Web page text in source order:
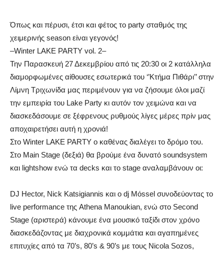
Όπως και πέρυσι, έτσι και φέτος το party σταθμός της
χειμερινής season είναι γεγονός!
–Winter LAKE PARTY vol. 2–
Την Παρασκευή 27 Δεκεμβρίου από τις 20:30 οι 2 κατάλληλα
διαμορφωμένες αίθουσες εσωτερικά του ‘’Κτήμα Πιθάρι’’ στην
Λίμνη Τριχωνίδα μας περιμένουν για να ζήσουμε όλοι μαζί
την εμπειρία του Lake Party κι αυτόν τον χειμώνα και να
διασκεδάσουμε σε ξέφρενους ρυθμούς λίγες μέρες πρίν μας
αποχαιρετήσει αυτή η χρονιά!
Στο Winter LAKE PARTY ο καθένας διαλέγει το δρόμο του.
Στο Main Stage (δεξιά) θα βρούμε ένα δυνατό soundsystem
και lightshow ενώ τα decks και το stage αναλαμβάνουν οι:
DJ Hector, Nick Katsigiannis και ο dj Mόssel συνοδεύοντας το
live performance της Athena Manoukian, ενώ στο Second
Stage (αριστερά) κάνουμε ένα μουσικό ταξίδι στον χρόνο
διασκεδάζοντας με διαχρονικά κομμάτια και αγαπημένες
επιτυχίες από τα 70’s, 80’s & 90’s με τους Nicola Sozos,